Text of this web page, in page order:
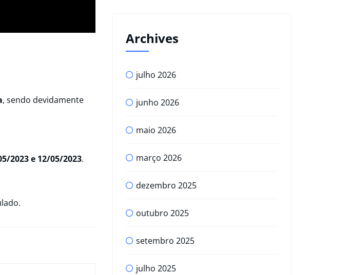
, sendo devidamente
2023 e 12/05/2023.
Archives
julho 2026
junho 2026
maio 2026
março 2026
dezembro 2025
outubro 2025
setembro 2025
julho 2025